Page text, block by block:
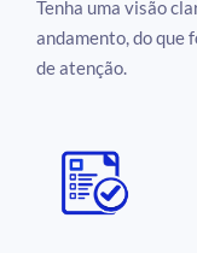
Tenha uma visão
andamento, do que
de atenção.